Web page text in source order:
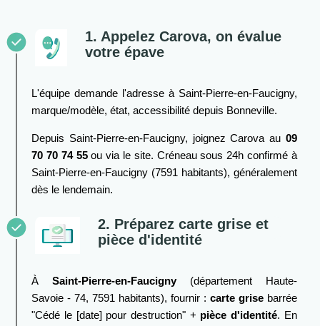
1. Appelez Carova, on évalue
votre épave
L'équipe demande l'adresse à Saint-Pierre-en-Faucigny,
marque/modèle, état, accessibilité depuis Bonneville.
Depuis Saint-Pierre-en-Faucigny, joignez Carova au 09
70 70 74 55ou via le site. Créneau sous 24h confirmé à
Saint-Pierre-en-Faucigny (7591 habitants), généralement
dès le lendemain.
2. Préparez carte grise et
pièce d'identité
ÀSaint-Pierre-en-Faucigny(département Haute-
Savoie - 74, 7591 habitants), fournir : carte grisebarrée
"Cédé le [date] pour destruction" + pièce d'identité. En